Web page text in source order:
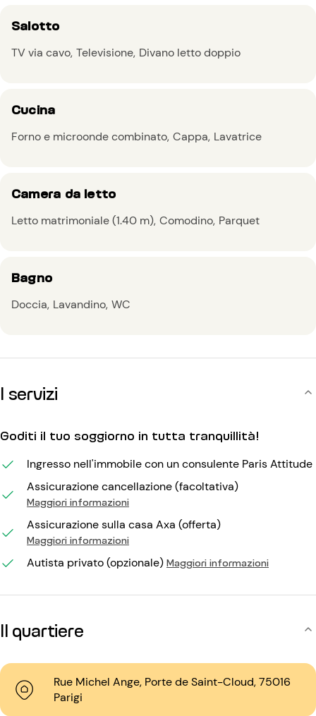
Salotto
TV via cavo Televisione Divano letto doppio
Cucina
Forno e microonde combinato Cappa Lavatrice
Camera da letto
Letto matrimoniale (1.40 m) Comodino Parquet
Bagno
Doccia Lavandino WC
I servizi
Goditi il tuo soggiorno in tutta tranquillità!
Ingresso nell'immobile con un consulente Paris Attitude
Assicurazione cancellazione (facoltativa)
Maggiori informazioni
Assicurazione sulla casa Axa (offerta)
Maggiori informazioni
Autista privato (opzionale) Maggiori informazioni
Il quartiere
Rue Michel Ange, Porte de Saint-Cloud, 75016
Parigi